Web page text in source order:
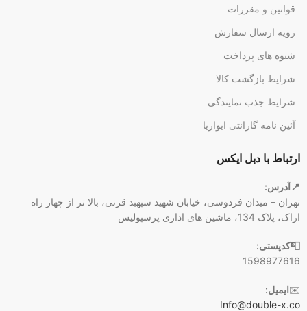
قوانین و مقررات
رویه ارسال سفارش
شیوه های پرداخت
شرایط بازگشت کالا
شرایط جذب نمایندگی
آئین نامه گارانتی ایواریا
ارتباط با دبل ایکس
📍آدرس:
تهران – میدان فردوسی، خیابان شهید سپهبد قرنی، بالا تر از چهار راه
اراک، پلاک 134، ماشین های اداری پرسپولیس
📮کدپستی:
1598977616
✉️ایمیل:
Info@double-x.co